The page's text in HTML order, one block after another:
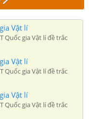
Vật lí
Quốc gia Vật lí đề trắc
Vật lí
Quốc gia Vật lí đề trắc
Vật lí
Quốc gia Vật lí đề trắc